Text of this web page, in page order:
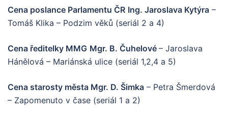
Cena poslance Parlamentu ČR Ing. Jaroslava Kytýra –
Tomáš Klika – Podzim věků (seriál 2 a 4)
Cena ředitelky MMG Mgr. B. Čuhelové – Jaroslava
Hánělová – Mariánská ulice (seriál 1,2,4 a 5)
Cena starosty města Mgr. D. Šimka – Petra Šmerdová
– Zapomenuto v čase (seriál 1 a 2)